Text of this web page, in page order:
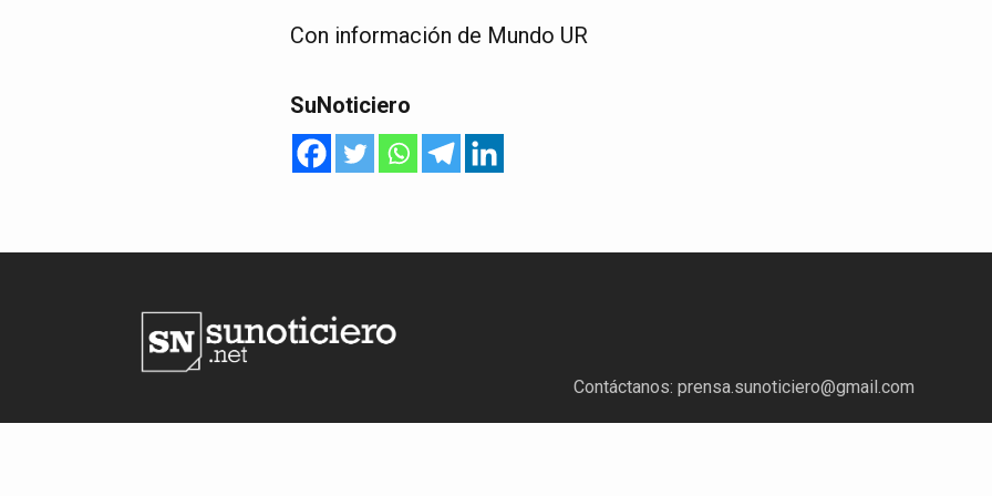
Con información de Mundo UR
SuNoticiero
Contáctanos: prensa.sunoticiero@gmail.com